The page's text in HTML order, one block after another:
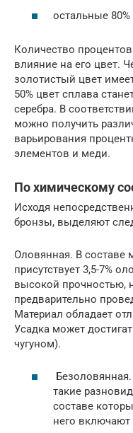
остальные
Количество
влияние на его цвет.
золотистый цвет
50% цвет сплава
серебра. В
можно получить
варьирования
элементов и меди.
По химическому
Исходя
бронзы, выделяют
Оловянная. В составе
присутствует 3,5-7%
высокой прочностью,
предварительно
Материал обладает
Усадка может
чугуном).
такие
составе
него включают